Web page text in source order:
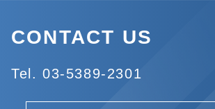
CONTACT US
Tel. 03-5389-2301